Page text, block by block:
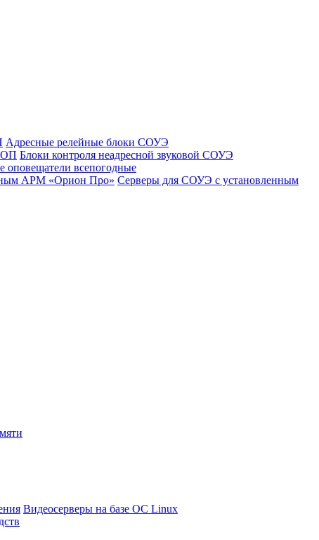
Адресные релейные блоки СОУЭ
ОП Блоки контроля неадресной звуковой СОУЭ
оповещатели всепогодные
АРМ «Орион Про» Серверы для СОУЭ с установленным
Видеосерверы на базе ОС Linux